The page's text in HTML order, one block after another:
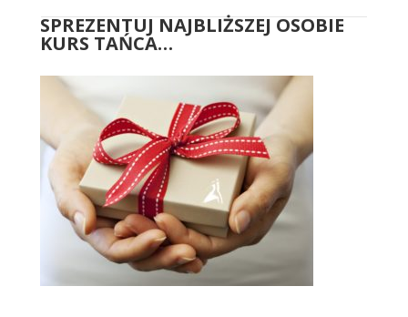
SPREZENTUJ NAJBLIŻSZEJ OSOBIE
KURS TAŃCA…